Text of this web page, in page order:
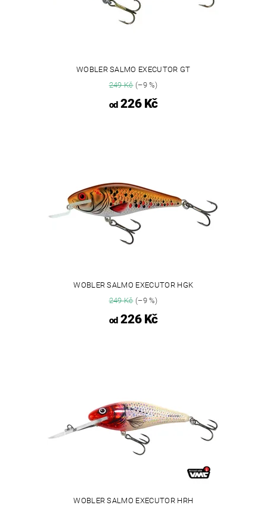
WOBLER SALMO EXECUTOR GT
249 Kč(–9 %)
od226 Kč
WOBLER SALMO EXECUTOR HGK
249 Kč(–9 %)
od226 Kč
WOBLER SALMO EXECUTOR HRH